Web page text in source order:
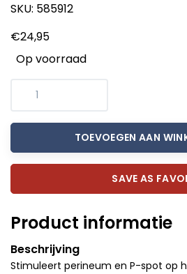
SKU: 585912
€24,95
Op voorraad
TOEVOEGEN AAN
SAVE AS
Product informatie
Beschrijving
Stimuleert perineum en P-spot op